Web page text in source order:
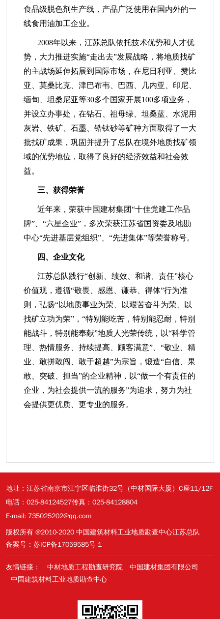
食品级脱色剂生产线，产品广泛使用在国内外的一
线食用油加工企业。
2008年以来，江苏总队依托技术优势和人才优
势，大力推进实施“走出去”发展战略，将地质找矿
的主战场延伸拓展到国际市场，在尼日利亚、赞比
亚、莫桑比克、津巴布韦、巴西、几内亚、印尼、
缅甸、坦桑尼亚等30多个国家开展100多项业务，
并设立办事处，在钻石、祖母绿、坦桑蓝、水泥用
灰岩、铁矿、石墨、锆钛砂等矿种方面取得了一大
批找矿成果，巩固并提升了总队在境外地质找矿领
域的优势地位，取得了良好的经济效益和社会效
益。
三、获得荣誉
近年来，荣获中国建材集团“十佳党建工作品
牌”、“六星企业”，多次荣获江苏省国资委及地勘
中心“先进基层党组织”、“先进集体”等荣誉称号。
四、企业文化
江苏总队践行“创新、绩效、和谐、责任”核心
价值观，遵循“敬畏、感恩、谦恭、得体”行为准
则，弘扬“以地质事业为荣、以艰苦奋斗为荣、以
找矿立功为荣”，“特别能吃苦，特别能忍耐，特别
能战斗，特别能奉献”地质人光荣传统，以“科学管
理、热情服务、持续提高、顾客满意”、“敬业、精
业、敢拼敢闯、敢于超越”为宗旨，锻造“自信、果
敢、突破、担当”的企业精神，以“做一个有责任的
企业，为社会提供一流的服务”为追求，努力为社
会提供更优质、更专业的服务。
地址：江苏省南京市江宁区临淮街32号（中材国际大厦）C座11/12F
电话：025-84124527传真：025-84128804
E-mail: 735025202@qq.com
版权所有 @2010-2020 中国建筑材料工业地质勘查中心江苏总队
备案号：苏ICP备17059585号-1
友情链接： 中材地质工程勘查研究院
中国建材集团有限公司
中国建筑材料工业地质勘查中心